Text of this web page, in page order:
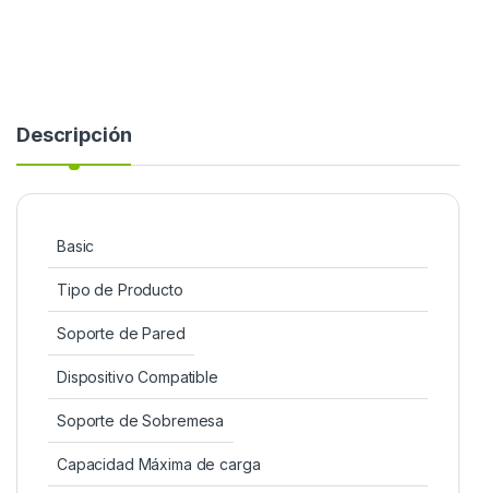
Descripción
Basic
Tipo de Producto
Soporte de Pared
Dispositivo Compatible
Soporte de Sobremesa
Capacidad Máxima de carga